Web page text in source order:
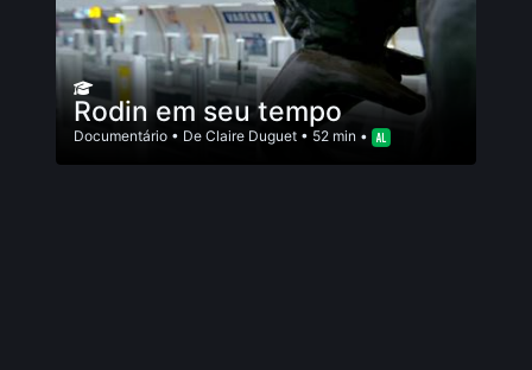
Rodin em seu tempo
Documentário • De Claire Duguet • 52 min •